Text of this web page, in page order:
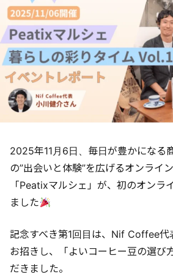
2025年11月6日、毎日が豊かになる
の”出会いと体験”を広げるオンライ
「Peatixマルシェ」が、初のオンラ
ました
記念すべき第1回目は、Nif Coffee代
お招きし、「よいコーヒー豆の選び
だきました。